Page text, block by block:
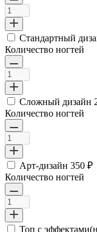
Стандартный
Количество ногтей
Сложный дизайн
Количество ногтей
Арт-дизайн 350 ₽
Количество ногтей
Топ с